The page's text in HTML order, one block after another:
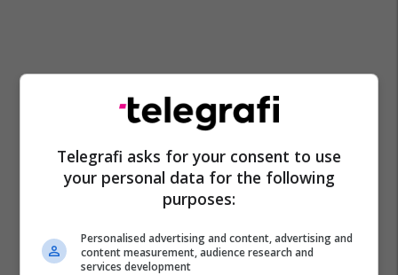
Ilir Latifi Ufc Volkan Oezdemir
Telegrafi asks for your consent to use
your personal data for the following
purposes:
Personalised advertising and content, advertising and
content measurement, audience research and
services development